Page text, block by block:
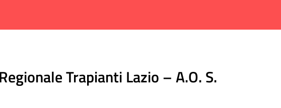
Trapianti Lazio – A.O. S.